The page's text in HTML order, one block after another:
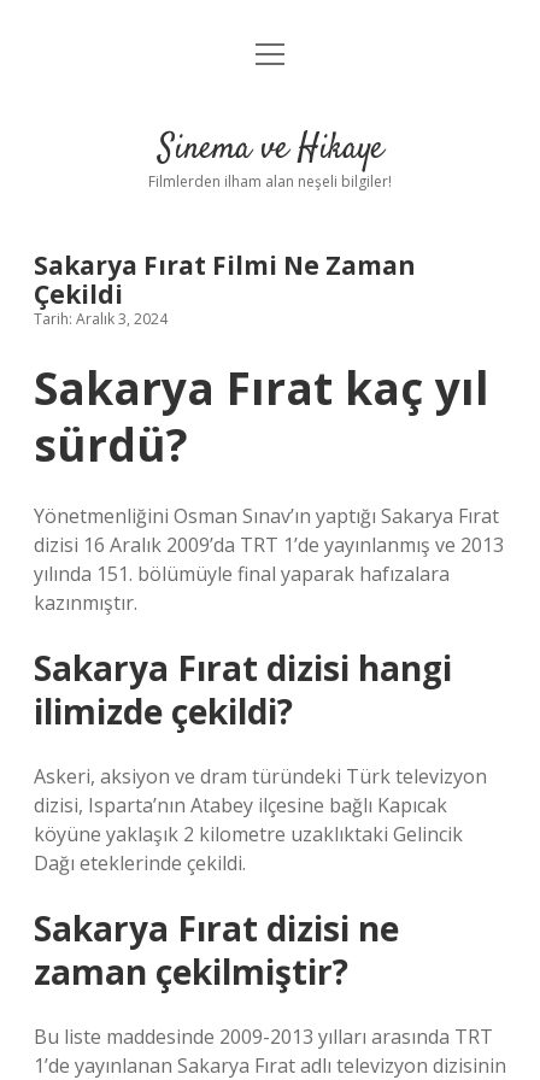
Gizlilik Politikası
Yasal Uyarı
menüyü
Sinema ve Hikaye
Filmlerden ilham alan neşeli bilgiler!
Sakarya Fırat Filmi Ne Zaman
Çekildi
Tarih: Aralık 3, 2024
Sakarya Fırat kaç yıl
sürdü?
Yönetmenliğini Osman Sınav’ın yaptığı Sakarya Fırat
dizisi 16 Aralık 2009’da TRT 1’de yayınlanmış ve 2013
yılında 151. bölümüyle final yaparak hafızalara
kazınmıştır.
Sakarya Fırat dizisi hangi
ilimizde çekildi?
Askeri, aksiyon ve dram türündeki Türk televizyon
dizisi, Isparta’nın Atabey ilçesine bağlı Kapıcak
köyüne yaklaşık 2 kilometre uzaklıktaki Gelincik
Dağı eteklerinde çekildi.
Sakarya Fırat dizisi ne
zaman çekilmiştir?
Bu liste maddesinde 2009-2013 yılları arasında TRT
1’de yayınlanan Sakarya Fırat adlı televizyon dizisinin